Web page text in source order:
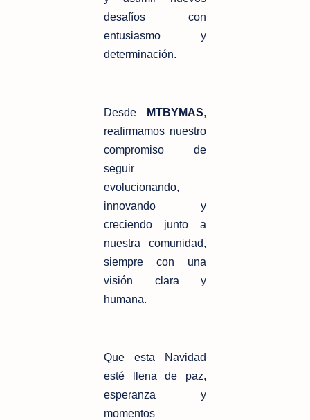
desafíos con
entusiasmo y
determinación.
Desde MTBYMAS,
reafirmamos nuestro
compromiso de
seguir
evolucionando,
innovando y
creciendo junto a
nuestra comunidad,
siempre con una
visión clara y
humana.
Que esta Navidad
esté llena de paz,
esperanza y
momentos